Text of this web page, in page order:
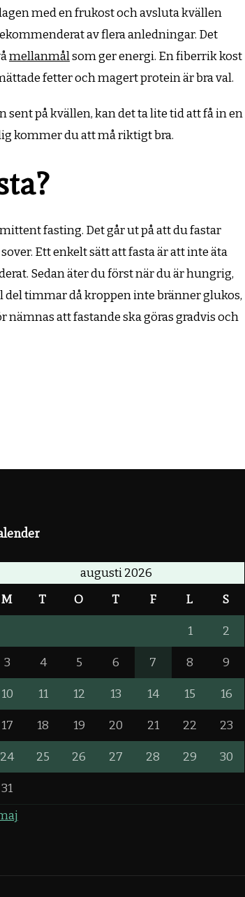
med en frukost och avsluta kvällen
av flera anledningar. Det
mellanmålsom ger energi. En fiberrik kost
fetter och magert protein är bra val.
på kvällen, kan det ta lite tid att få in en
kommer du att må riktigt bra.
fasting. Det går ut på att du fastar
Ett enkelt sätt att fasta är att inte äta
Sedan äter du först när du är hungrig,
del timmar då kroppen inte bränner glukos,
nämnas att fastande ska göras gradvis och
augusti 2026
M T O T F L S
1 2
3 4 5 6 7 8 9
10 11 12 13 14 15 16
17 18 19 20 21 22 23
24 25 26 27 28 29 30
31